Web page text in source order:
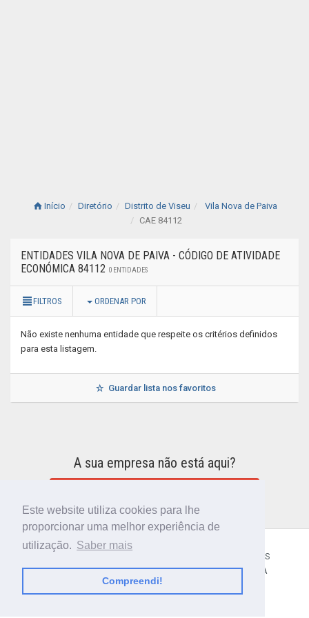
Este website utiliza cookies para lhe
proporcionar uma melhor experiência de
utilização. Saber mais
Compreendi!
Início Diretório Distrito de Viseu
Vila Nova de Paiva
CAE 84112
ENTIDADES VILA NOVA DE PAIVA - CÓDIGO DE ATIVIDADE
ECONÓMICA 84112 0 ENTIDADES
FILTROS ORDENAR POR
Não existe nenhuma entidade que respeite os critérios definidos
para esta listagem.
Guardar lista nos favoritos
A sua empresa não está aqui?
TERMOS E CONDIÇÕES
POLÍTICA DE PRIVACIDADE
CONTACTOS AJUDA